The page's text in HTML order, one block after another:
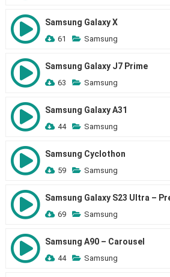
Samsung Galaxy X
61 Samsung
Samsung Galaxy J7 Prime
63 Samsung
Samsung Galaxy A31
44 Samsung
Samsung Cyclothon
59 Samsung
Samsung Galaxy S23 Ultra –
69 Samsung
Samsung A90 – Carousel
44 Samsung